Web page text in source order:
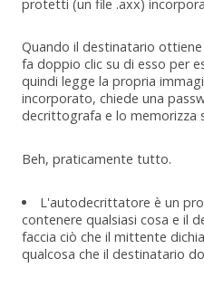
protetti (un file .axx)
Quando il destinatario ottiene
fa doppio clic su di esso per
quindi legge la propria
incorporato, chiede una
decrittografa e lo memorizza
Beh, praticamente tutto.
L'autodecrittatore è un
contenere qualsiasi cosa e il
faccia ciò che il mittente
qualcosa che il destinatario